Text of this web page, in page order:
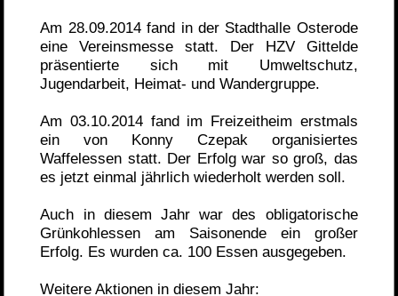
Am 28.09.2014 fand in der Stadthalle Osterode
eine Vereinsmesse statt. Der HZV Gittelde
präsentierte sich mit Umweltschutz,
Jugendarbeit, Heimat- und Wandergruppe.
Am 03.10.2014 fand im Freizeitheim erstmals
ein von Konny Czepak organisiertes
Waffelessen statt. Der Erfolg war so groß, das
es jetzt einmal jährlich wiederholt werden soll.
Auch in diesem Jahr war des obligatorische
Grünkohlessen am Saisonende ein großer
Erfolg. Es wurden ca. 100 Essen ausgegeben.
Weitere Aktionen in diesem Jahr: